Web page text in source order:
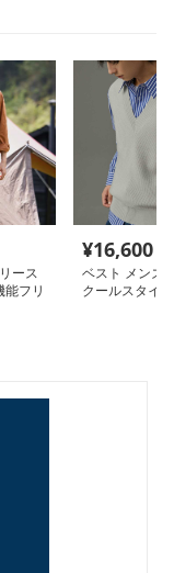
ース
フリ
¥16,600
ベスト メンズ
クールスタイ